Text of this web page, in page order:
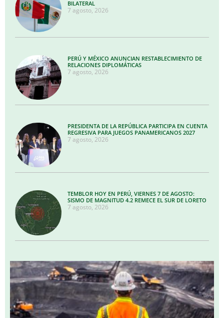
BILATERAL
7 agosto, 2026
PERÚ Y MÉXICO ANUNCIAN RESTABLECIMIENTO DE
RELACIONES DIPLOMÁTICAS
7 agosto, 2026
PRESIDENTA DE LA REPÚBLICA PARTICIPA EN CUENTA
REGRESIVA PARA JUEGOS PANAMERICANOS 2027
7 agosto, 2026
TEMBLOR HOY EN PERÚ, VIERNES 7 DE AGOSTO:
SISMO DE MAGNITUD 4.2 REMECE EL SUR DE LORETO
7 agosto, 2026